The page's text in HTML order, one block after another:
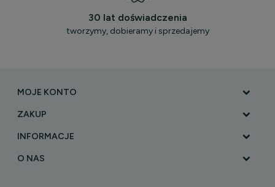
30 lat doświadczenia
tworzymy, dobieramy i sprzedajemy
MOJE KONTO
ZAKUP
INFORMACJE
O NAS